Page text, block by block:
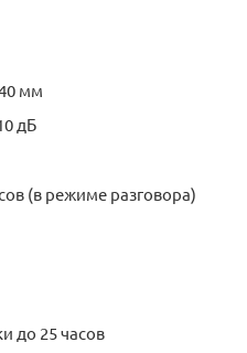
мм
дБ
(в режиме разговора)
до 25 часов